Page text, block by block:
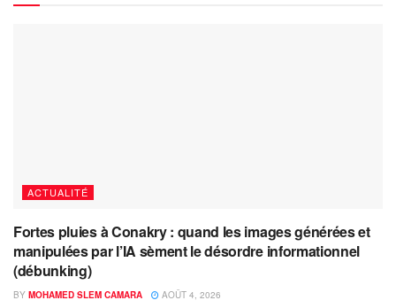
ACTUALITÉ
Fortes pluies à Conakry : quand les images générées et
manipulées par l’IA sèment le désordre informationnel
(débunking)
BY MOHAMED SLEM CAMARA AOÛT 4, 2026